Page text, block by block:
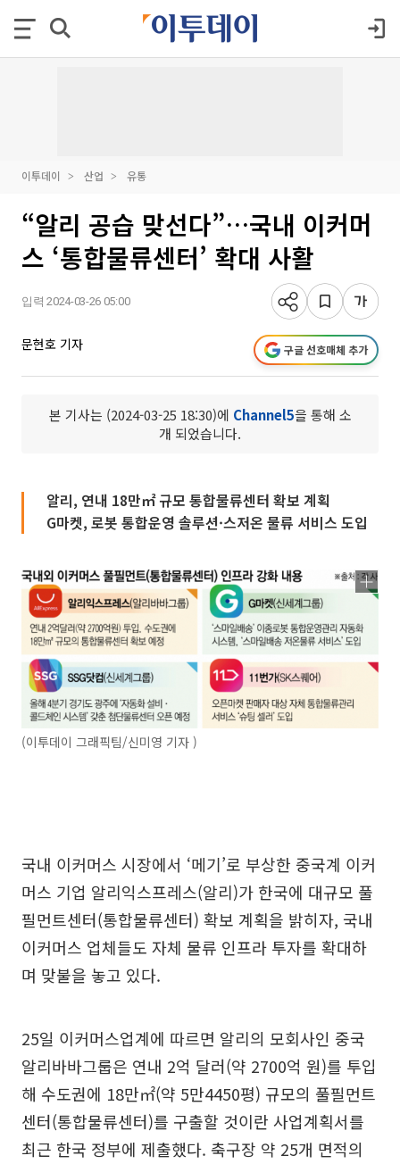
이투데이 산업 유통
“알리 공습 맞선다”…국내 이커머
스 ‘통합물류센터’ 확대 사활
입력 2024-03-26 05:00
문현호 기자 구글 선호매체 추가
본 기사는 (2024-03-25 18:30)에 Channel5을 통해 소
개 되었습니다.
알리, 연내 18만㎡ 규모 통합물류센터 확보 계획
G마켓, 로봇 통합운영 솔루션·스저온 물류 서비스 도입
(이투데이 그래픽팀/신미영 기자 )
국내 이커머스 시장에서 ‘메기’로 부상한 중국계 이커
머스 기업 알리익스프레스(알리)가 한국에 대규모 풀
필먼트센터(통합물류센터) 확보 계획을 밝히자, 국내
이커머스 업체들도 자체 물류 인프라 투자를 확대하
며 맞불을 놓고 있다.
25일 이커머스업계에 따르면 알리의 모회사인 중국
알리바바그룹은 연내 2억 달러(약 2700억 원)를 투입
해 수도권에 18만㎡(약 5만4450평) 규모의 풀필먼트
센터(통합물류센터)를 구출할 것이란 사업계획서를
최근 한국 정부에 제출했다. 축구장 약 25개 면적의